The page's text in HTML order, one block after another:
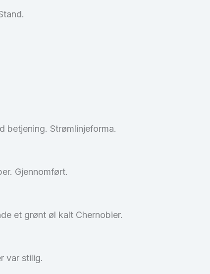
betjening. Strømlinjeforma.
Gjennomført.
et grønt øl kalt Chernobier.
var stilig.